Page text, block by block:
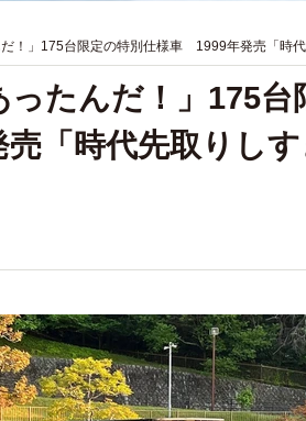
だ！」175台限定の特別仕様車 1999年発売「時
ったんだ！」175台
「時代先取りしす